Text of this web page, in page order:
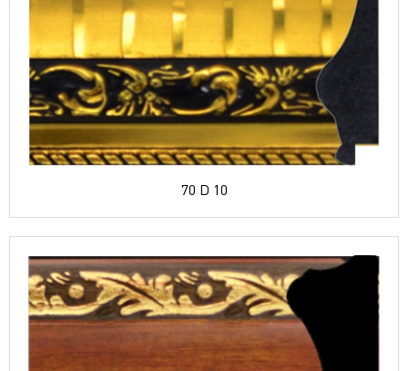
70 D 10